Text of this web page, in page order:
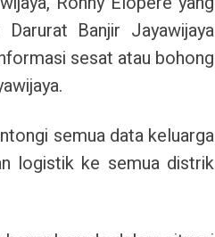
Banjir Jayawijaya
sesat atau bohong
semua data keluarga
logistik ke semua distrik